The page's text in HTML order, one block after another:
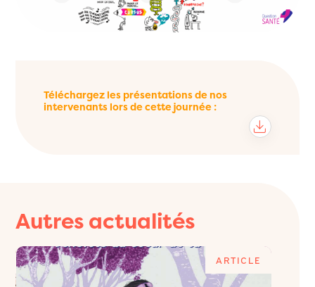
Téléchargez les présentations de nos
intervenants lors de cette journée :
Autres actualités
ARTICLE